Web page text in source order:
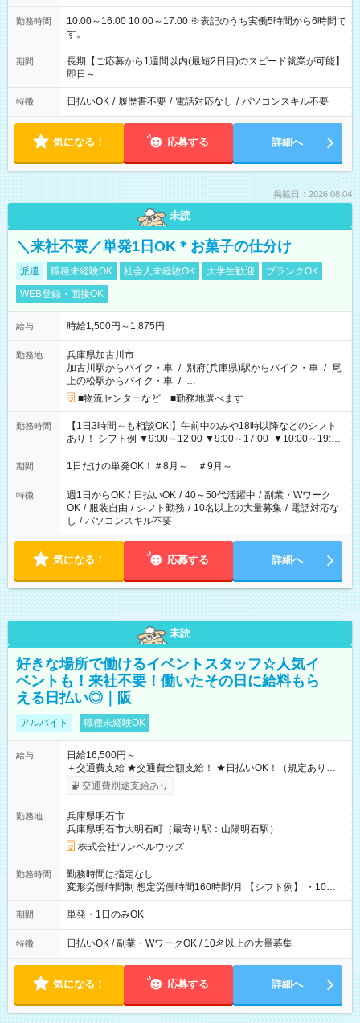
勤務時間
10:00～16:00 10:00～17:00 ※表記のうち実働5時間から6時間で
す。
期間
長期【ご応募から1週間以内(最短2日目)のスピード就業が可能】
即日～
特徴 日払いOK / 履歴書不要 / 電話対応なし / パソコンスキル不要
気になる！ 応募する 詳細へ
掲載日：2026.08.04
未読
＼来社不要／単発1日OK＊お菓子の仕分け
派遣 職種未経験OK 社会人未経験OK 大学生歓迎
ブランクOK
WEB登録・面接OK
給与 時給1,500円～1,875円
勤務地
兵庫県加古川市
加古川駅からバイク・車 / 別府(兵庫県)駅からバイク・車 / 尾
上の松駅からバイク・車 / …
■物流センターなど ■勤務地選べます
勤務時間
【1日3時間～も相談OK!】午前中のみや18時以降などのシフト
あり！ シフト例 ▼9:00～12:00 ▼9:00～17:00 ▼10:00～19:00
▼18:00～21:00
期間 1日だけの単発OK！＃8月～ ＃9月～
特徴 週1日からOK / 日払いOK / 40～50代活躍中 / 副業・Wワーク
OK / 服装自由 / シフト勤務 / 10名以上の大量募集 / 電話対応な
し / パソコンスキル不要
気になる！ 応募する 詳細へ
未読
好きな場所で働けるイベントスタッフ☆人気イ
ベントも！来社不要！働いたその日に給料もら
える日払い◎｜阪
アルバイト 職種未経験OK
給与
日給16,500円～
＋交通費支給 ★交通費全額支給！ ★日払いOK！（規定あり） ┗
働いたその日に現金GET♪ お仕事後はコンビニATMから 日払
交通費別途支給あり
勤務地
兵庫県明石市
兵庫県明石市大明石町（最寄り駅：山陽明石駅）
株式会社ワンベルウッズ
勤務時間
勤務時間は指定なし
変形労働時間制 想定労働時間160時間/月 【シフト例】 ・10：
00～20：00
期間 単発・1日のみOK
特徴 日払いOK / 副業・WワークOK / 10名以上の大量募集
気になる！ 応募する 詳細へ